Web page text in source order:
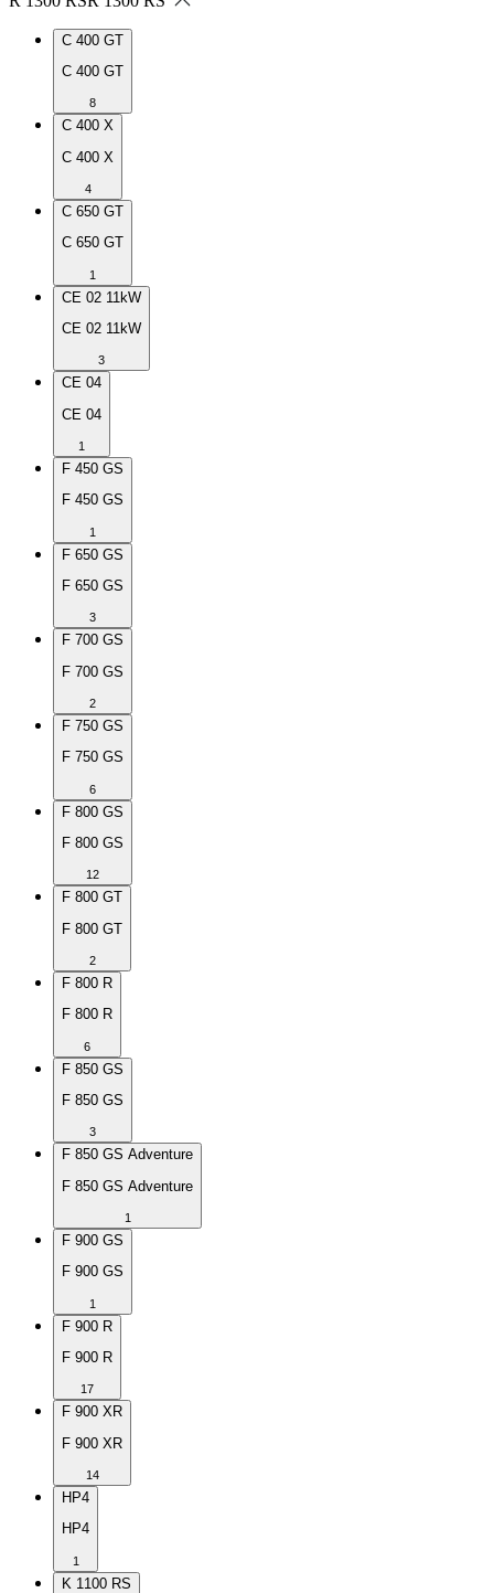
C 400 GT
C 400 GT
8
C 400 X
C 400 X
4
C 650 GT
C 650 GT
1
CE 02 11kW
CE 02 11kW
3
CE 04
CE 04
1
F 450 GS
F 450 GS
1
F 650 GS
F 650 GS
3
F 700 GS
F 700 GS
2
F 750 GS
F 750 GS
6
F 800 GS
F 800 GS
12
F 800 GT
F 800 GT
2
F 800 R
F 800 R
6
F 850 GS
F 850 GS
3
F 850 GS Adventure
F 850 GS Adventure
1
F 900 GS
F 900 GS
1
F 900 R
F 900 R
17
F 900 XR
F 900 XR
14
HP4
HP4
1
K 1100 RS